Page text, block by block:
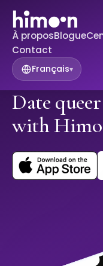
À proposBlogue
Contact
Français▾
Date
with